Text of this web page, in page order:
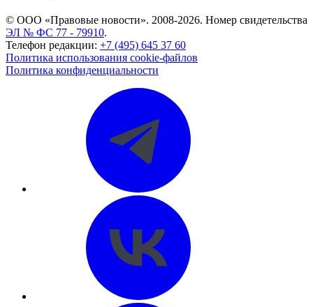
© ООО «Правовые новости». 2008-2026. Номер свидетельства
ЭЛ № ФС 77 - 79910.
Телефон редакции: +7 (495) 645 37 60
Политика использования cookie-файлов
Политика конфиденциальности